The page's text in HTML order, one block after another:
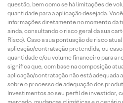
questão, bem como se há limitações de
quantidade para a aplicação desejada.
informações diretamente no momento da
ainda, consultando o risco geral da sua
Risco). Caso a sua pontuação de risco
aplicação/contratação pretendida, ou
quantidade e/ou volume financeiro para a
significa que, com base na composição
aplicação/contratação não está adequada
sobre o processo de adequação dos
Investimentos ao seu perfil de investidor,